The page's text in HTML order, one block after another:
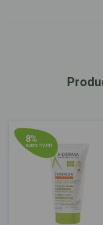
8%
sobre P.V.P.R